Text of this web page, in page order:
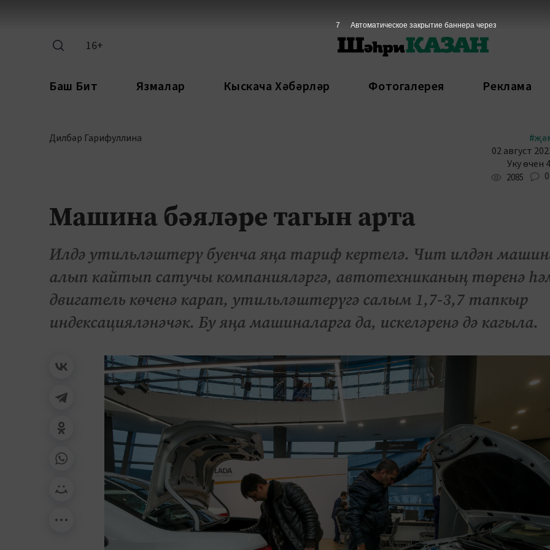
16+
Баш Бит Язмалар Кыскача Хәбәрләр Фотогалерея Реклама
Дилбәр Гарифуллина
02 август
Уку өчен
2085 0
Машина бәяләре тагын арта
Илдә утильләштерү буенча яңа тариф кертелә. Чит илдән
алып кайтып сатучы компанияләргә, автотехниканың төренә
двигатель көченә карап, утильләштерүгә салым 1,7-3,7 тапкыр
индексацияләнәчәк. Бу яңа машиналарга да, искеләренә дә кагыла.
6 Автоматическое закрытие баннера через